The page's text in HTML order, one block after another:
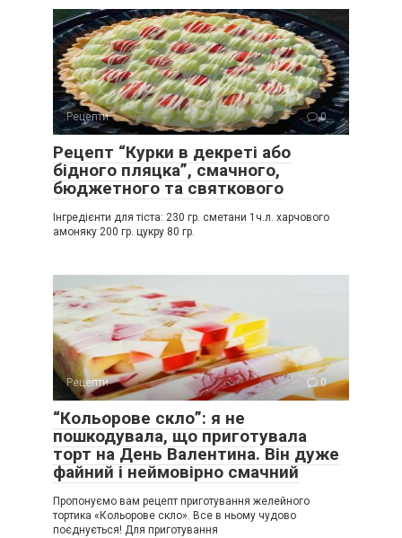
Рецепти 0
Рецепт “Курки в декреті або
бідного пляцка”, смачного,
бюджетного та святкового
Інгредієнти для тіста: 230 гр. сметани 1ч.л. харчового
амоняку 200 гр. цукру 80 гр.
Рецепти 0
“Кольорове скло”: я не
пошкодувала, що приготувала
торт на День Валентина. Він дуже
файний і неймовірно смачний
Пропонуємо вам рецепт приготування желейного
тортика «Кольорове скло». Все в ньому чудово
поєднується! Для приготування